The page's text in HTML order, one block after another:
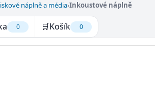
náplně a média›Inkoustové náplně
0 🛒Košík 0